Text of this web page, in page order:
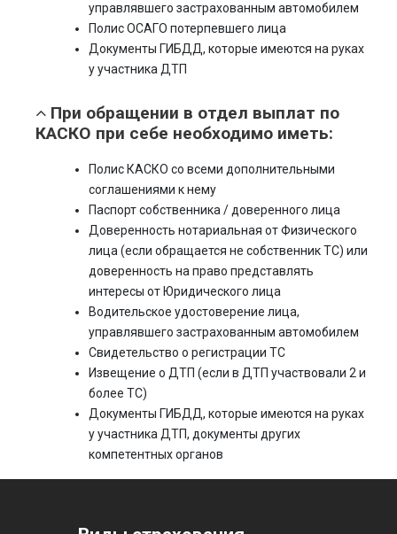
управлявшего застрахованным автомобилем
Полис ОСАГО потерпевшего лица
Документы ГИБДД, которые имеются на руках
у участника ДТП
При обращении в отдел выплат по
КАСКО при себе необходимо иметь:
Полис КАСКО со всеми дополнительными
соглашениями к нему
Паспорт собственника / доверенного лица
Доверенность нотариальная от Физического
лица (если обращается не собственник ТС) или
доверенность на право представлять
интересы от Юридического лица
Водительское удостоверение лица,
управлявшего застрахованным автомобилем
Свидетельство о регистрации ТС
Извещение о ДТП (если в ДТП участвовали 2 и
более ТС)
Документы ГИБДД, которые имеются на руках
у участника ДТП, документы других
компетентных органов